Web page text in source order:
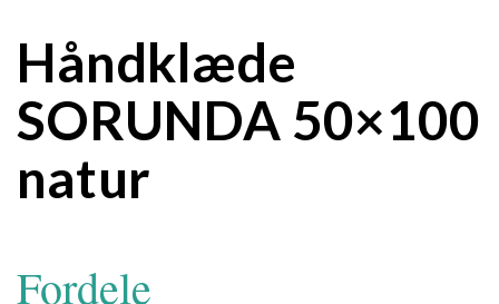
Håndklæde
SORUNDA 50×100
natur
Fordele